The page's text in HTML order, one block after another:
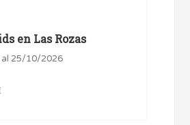
en Las Rozas
25/10/2026